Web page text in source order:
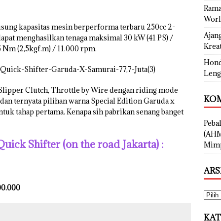
kapasitas mesin berperforma terbaru 250cc 2-
menghasilkan tenaga maksimal 30 kW (41 PS) /
(2,5kgf.m) / 11.000 rpm.
Clutch, Throttle by Wire dengan riding mode
ternyata pilihan warna Special Edition Garuda x
tahap pertama. Kenapa sih pabrikan senang banget
Shifter (on the road Jakarta) :